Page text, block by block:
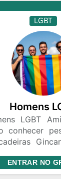
Negocios
LGBT
Homens
LGBT
conhecer
ENTRAR NO